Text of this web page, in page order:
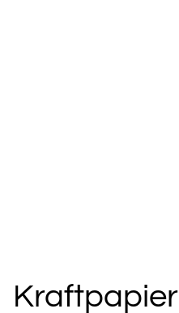
Kraftpapier